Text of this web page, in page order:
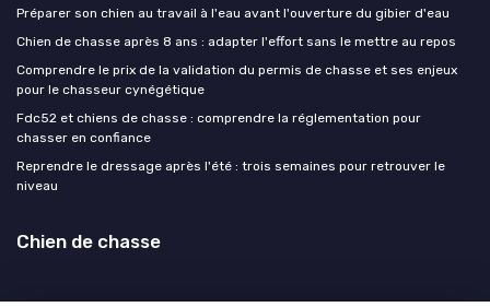
Préparer son chien au travail à l'eau avant l'ouverture du gibier d'eau
Chien de chasse après 8 ans : adapter l'effort sans le mettre au repos
Comprendre le prix de la validation du permis de chasse et ses enjeux
pour le chasseur cynégétique
Fdc52 et chiens de chasse : comprendre la réglementation pour
chasser en confiance
Reprendre le dressage après l'été : trois semaines pour retrouver le
niveau
Chien de chasse